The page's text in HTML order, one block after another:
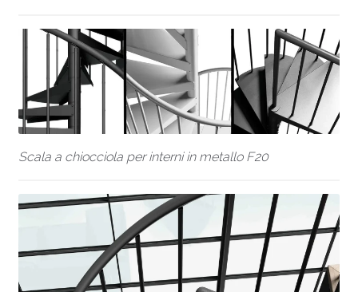
Scala a chiocciola per interni in metallo F20